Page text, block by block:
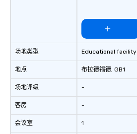
communication beyond the event
场地类型
地点
场地评级
客房
会议室
Educational facility
布拉德福德, GB1
-
-
1